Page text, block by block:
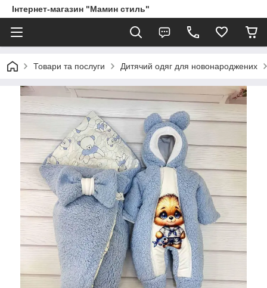
Інтернет-магазин "Мамин стиль"
Товари та послуги Дитячий одяг для новонароджених